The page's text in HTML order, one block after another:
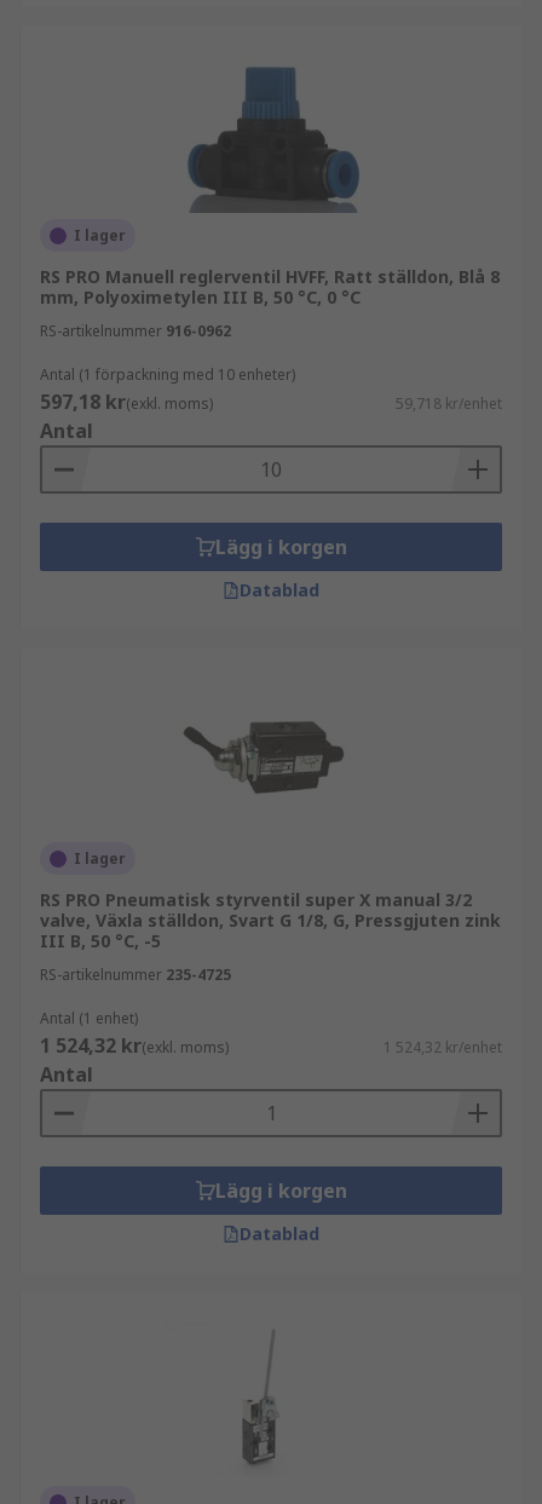
I lager
RS PRO Manuell reglerventil HVFF, Ratt ställdon, Blå 8
mm, Polyoximetylen III B, 50 °C, 0 °C
RS-artikelnummer 916-0962
Antal (1 förpackning med 10 enheter)
597,18 kr(exkl. moms) 59,718 kr/enhet
Antal
Lägg i korgen
Datablad
I lager
RS PRO Pneumatisk styrventil super X manual 3/2
valve, Växla ställdon, Svart G 1/8, G, Pressgjuten zink
III B, 50 °C, -5
RS-artikelnummer 235-4725
Antal (1 enhet)
1 524,32 kr(exkl. moms) 1 524,32 kr/enhet
Antal
Lägg i korgen
Datablad